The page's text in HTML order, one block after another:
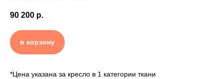
90 200 р.
в корзину
*Цена указана за кресло в 1 категории ткани